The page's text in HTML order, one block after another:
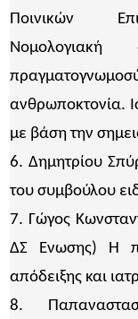
Ποινικών
Νομολογιακή
ανθρωποκτονία.
με βάση την
6. Δημητρίου
του συμβούλου
7. Γώγος
ΔΣ Ένωσης) Η
απόδειξης και
8.